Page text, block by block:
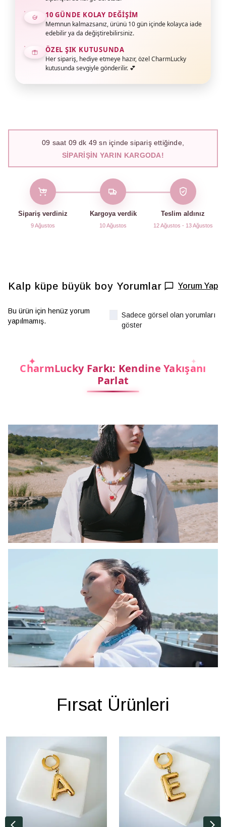
10 GÜNDE KOLAY DEĞIŞIM
Memnun kalmazsanız, ürünü 10 gün içinde kolayca iade
edebilir ya da değiştirebilirsiniz.
ÖZEL ŞIK KUTUSUNDA
Her sipariş, hediye etmeye hazır, özel CharmLucky
kutusunda sevgiyle gönderilir. 💕
09 saat 09 dk 48 sn içinde sipariş ettiğinde,
SIPARIŞIN YARIN KARGODA!
Sipariş verdiniz
9 Ağustos
Kargoya verdik
10 Ağustos
Teslim aldınız
12 Ağustos - 13 Ağustos
Kalp küpe büyük boy Yorumlar Yorum Yap
Bu ürün için henüz yorum
yapılmamış.
Sadece görsel olan yorumları
göster
CharmLucky Farkı: Kendine Yakışanı
Parlat
Fırsat Ürünleri